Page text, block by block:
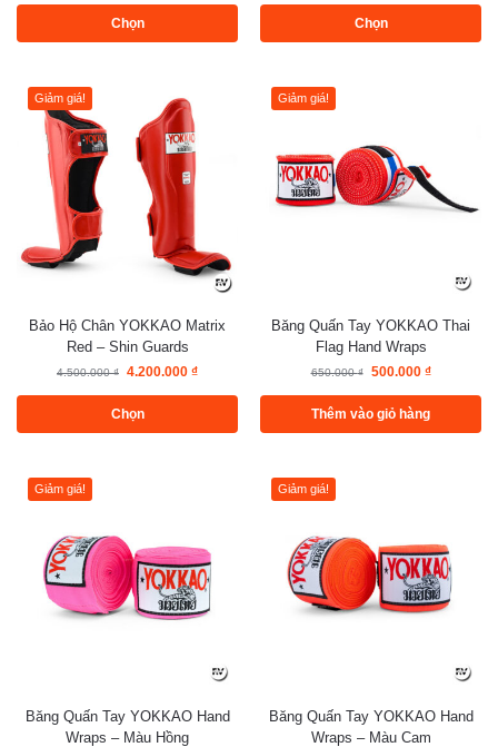
Chọn Chọn
Giảm giá!
Bảo Hộ Chân YOKKAO Matrix
Red – Shin Guards
4.500.000₫ 4.200.000 ₫
Chọn
Giảm giá!
Băng Quấn Tay YOKKAO Thai
Flag Hand Wraps
650.000₫ 500.000 ₫
Thêm vào giỏ hàng
Giảm giá!
Băng Quấn Tay YOKKAO Hand
Wraps – Màu Hồng
Giảm giá!
Băng Quấn Tay YOKKAO Hand
Wraps – Màu Cam